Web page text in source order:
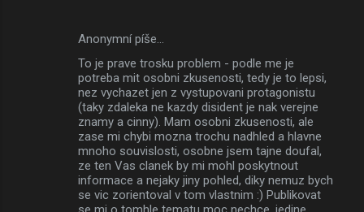
Anonymní píše…
To je prave trosku problem - podle me je
potreba mit osobni zkusenosti, tedy je to lepsi,
nez vychazet jen z vystupovani protagonistu
(taky zdaleka ne kazdy disident je nak verejne
znamy a cinny). Mam osobni zkusenosti, ale
zase mi chybi mozna trochu nadhled a hlavne
mnoho souvislosti, osobne jsem tajne doufal,
ze ten Vas clanek by mi mohl poskytnout
informace a nejaky jiny pohled, diky nemuz bych
se vic zorientoval v tom vlastnim :) Publikovat